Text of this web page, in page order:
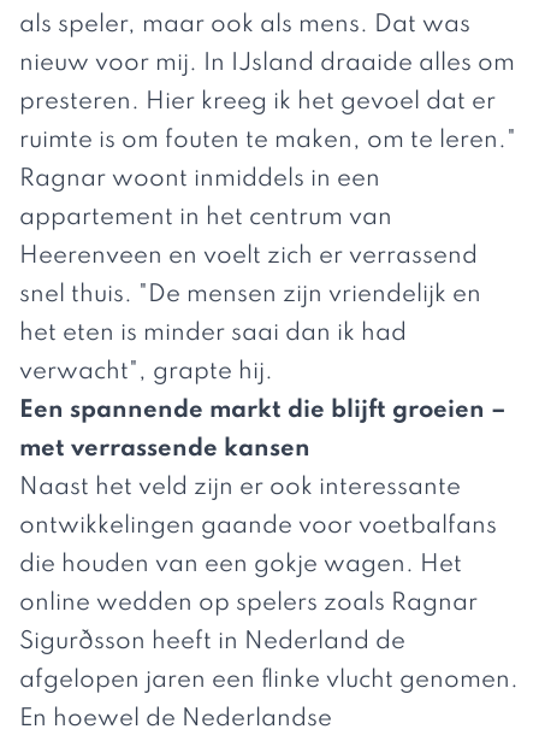
als speler, maar ook als mens. Dat was
nieuw voor mij. In IJsland draaide alles om
presteren. Hier kreeg ik het gevoel dat er
ruimte is om fouten te maken, om te leren."
Ragnar woont inmiddels in een
appartement in het centrum van
Heerenveen en voelt zich er verrassend
snel thuis. "De mensen zijn vriendelijk en
het eten is minder saai dan ik had
verwacht", grapte hij.
Een spannende markt die blijft groeien –
met verrassende kansen
Naast het veld zijn er ook interessante
ontwikkelingen gaande voor voetbalfans
die houden van een gokje wagen. Het
online wedden op spelers zoals Ragnar
Sigurðsson heeft in Nederland de
afgelopen jaren een flinke vlucht genomen.
En hoewel de Nederlandse